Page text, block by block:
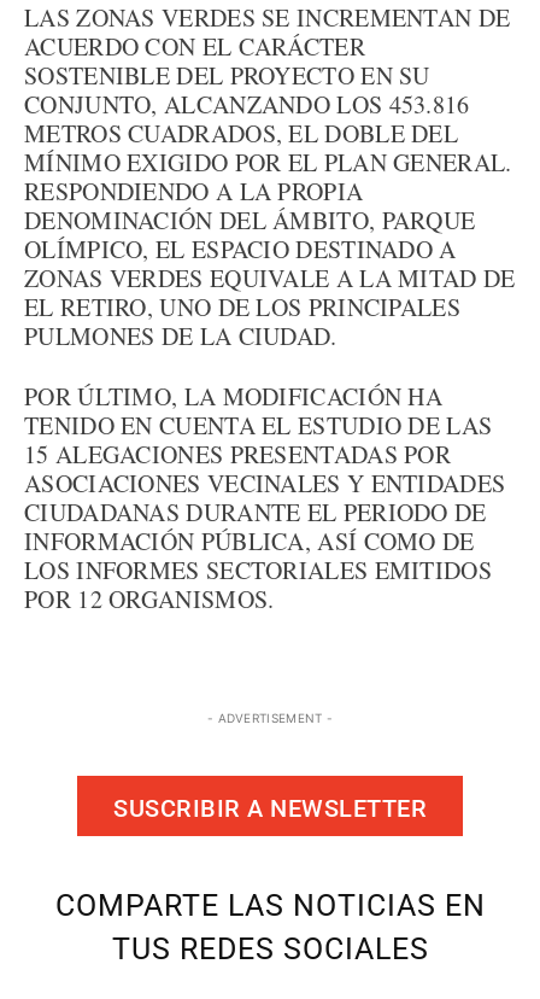
LAS ZONAS VERDES SE INCREMENTAN DE
ACUERDO CON EL CARÁCTER
SOSTENIBLE DEL PROYECTO EN SU
CONJUNTO, ALCANZANDO LOS 453.816
METROS CUADRADOS, EL DOBLE DEL
MÍNIMO EXIGIDO POR EL PLAN GENERAL.
RESPONDIENDO A LA PROPIA
DENOMINACIÓN DEL ÁMBITO, PARQUE
OLÍMPICO, EL ESPACIO DESTINADO A
ZONAS VERDES EQUIVALE A LA MITAD DE
EL RETIRO, UNO DE LOS PRINCIPALES
PULMONES DE LA CIUDAD.
POR ÚLTIMO, LA MODIFICACIÓN HA
TENIDO EN CUENTA EL ESTUDIO DE LAS
15 ALEGACIONES PRESENTADAS POR
ASOCIACIONES VECINALES Y ENTIDADES
CIUDADANAS DURANTE EL PERIODO DE
INFORMACIÓN PÚBLICA, ASÍ COMO DE
LOS INFORMES SECTORIALES EMITIDOS
POR 12 ORGANISMOS.
- ADVERTISEMENT -
SUSCRIBIR A NEWSLETTER
COMPARTE LAS NOTICIAS EN
TUS REDES SOCIALES